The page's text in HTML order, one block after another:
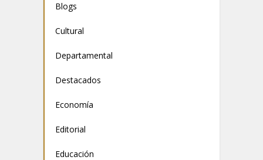
Blogs
Cultural
Departamental
Destacados
Economía
Editorial
Educación